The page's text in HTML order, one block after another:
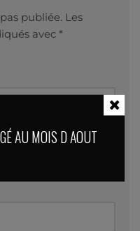
publiée. Les
avec *
AU MOIS D AOUT